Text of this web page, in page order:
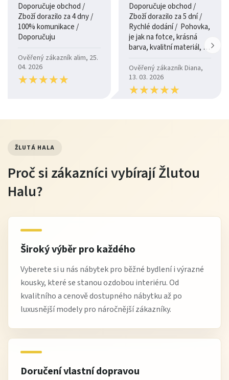
Doporučuje obchod /
Zboží dorazilo za 4 dny /
100% komunikace /
Doporučuju
Ověřený zákazník alim, 25.
04. 2026
★★★★★
★★★★★
Doporučuje obchod /
Zboží dorazilo za 5 dní /
Rychlé dodání / Pohovka,
je jak na fotce, krásná
barva, kvalitní materiál, a
Ověřený zákazník Diana,
13. 03. 2026
★★★★★
★★★★★
ŽLUTÁ HALA
Proč si zákazníci vybírají Žlutou
Halu?
Široký výběr pro každého
Vyberete si u nás nábytek pro běžné bydlení i výrazné
kousky, které se stanou ozdobou interiéru. Od
kvalitního a cenově dostupného nábytku až po
luxusnější modely pro náročnější zákazníky.
Doručení vlastní dopravou